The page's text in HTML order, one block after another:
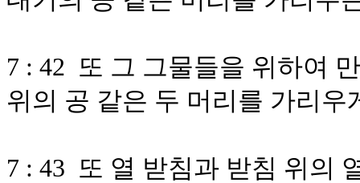
7 : 42 또 그 그물들을 위하여
위의 공 같은 두 머리를 가리우
7 : 43 또 열 받침과 받침 위의